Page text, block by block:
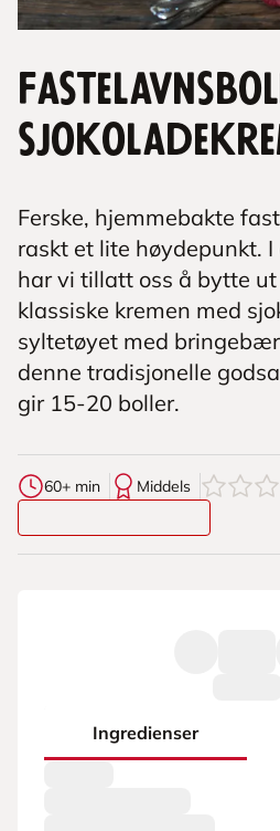
Ferske, hjemmebakte
raskt et lite høydepunkt.
har vi tillatt oss å bytte
klassiske kremen med
syltetøyet med
denne tradisjonelle
gir 15-20 boller.
60+ min Middels 0av5
Ingredienser